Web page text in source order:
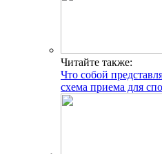
Читайте также:
Что собой
схема приема для